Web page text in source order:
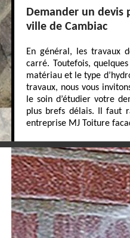
Demander un devis
ville de Cambiac
En général, les travaux
carré. Toutefois,
matériau et le type
travaux, nous vous
le soin d’étudier votre
plus brefs délais. Il faut
entreprise MJ Toiture